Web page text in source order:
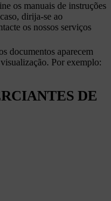
os manuais de instruções
dirija-se ao
os nossos serviços
documentos aparecem
Por exemplo:
DE